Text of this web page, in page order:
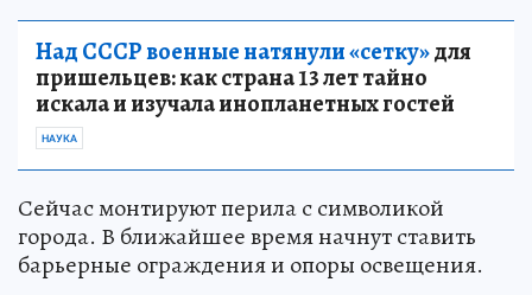
Над СССР военные натянули «сетку»для
пришельцев: как страна 13 лет тайно
искала и изучала инопланетных гостей
НАУКА
Сейчас монтируют перила с символикой
города. В ближайшее время начнут ставить
барьерные ограждения и опоры освещения.